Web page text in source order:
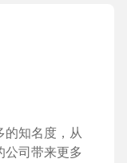
的知名度，从
公司带来更多